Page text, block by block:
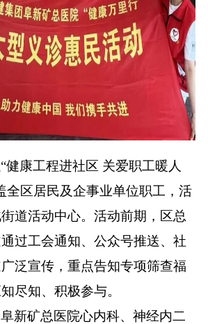
“健康工程进社区 关爱职工暖人
全区居民及企事业单位职工，活
道活动中心。活动前期，区总
过工会通知、公众号推送、社
泛宣传，重点告知专项筛查福
尽知、积极参与。
新矿总医院心内科、神经内二